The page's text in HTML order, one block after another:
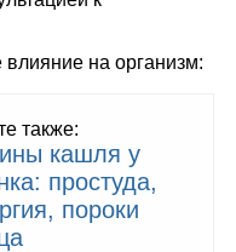
влияние на организм:
также:
кашля у
простуда,
пороки